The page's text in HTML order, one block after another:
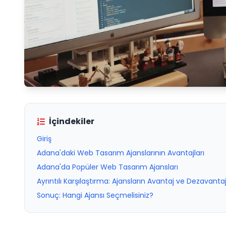
İçindekiler
Giriş
Adana'daki Web Tasarım Ajanslarının Avantajları
Adana'da Popüler Web Tasarım Ajansları
Ayrıntılı Karşılaştırma: Ajansların Avantaj ve
Sonuç: Hangi Ajansı Seçmelisiniz?